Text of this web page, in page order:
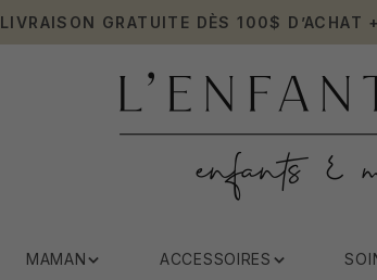
LIVRAISON GRATUITE DÈS 100$ D’ACHAT
MAMAN ACCESSOIRES